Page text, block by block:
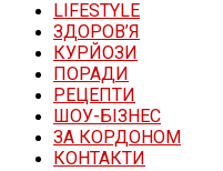
LIFESTYLE
ЗДОРОВ’Я
КУРЙОЗИ
ПОРАДИ
РЕЦЕПТИ
ШОУ-БІЗНЕС
ЗА КОРДОНОМ
КОНТАКТИ